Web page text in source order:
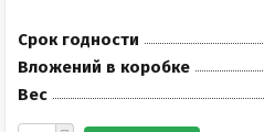
Срок годности
Вложений в коробке
Вес